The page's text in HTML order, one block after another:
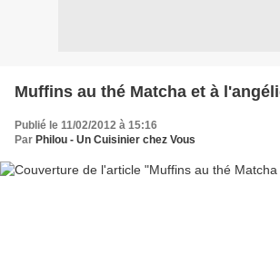
Muffins au thé Matcha et à
Publié le 11/02/2012 à 15:16
Par Philou - Un Cuisinier chez Vous